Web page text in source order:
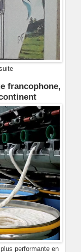
francophone,
performante en